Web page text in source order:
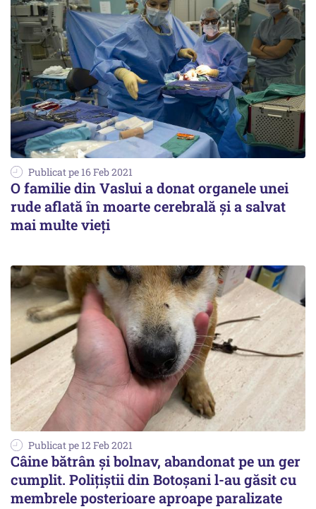
Publicat pe 16 Feb 2021
O familie din Vaslui a donat organele unei
rude aflată în moarte cerebrală și a salvat
mai multe vieți
Publicat pe 12 Feb 2021
Câine bătrân și bolnav, abandonat pe un ger
cumplit. Polițiștii din Botoșani l-au găsit cu
membrele posterioare aproape paralizate